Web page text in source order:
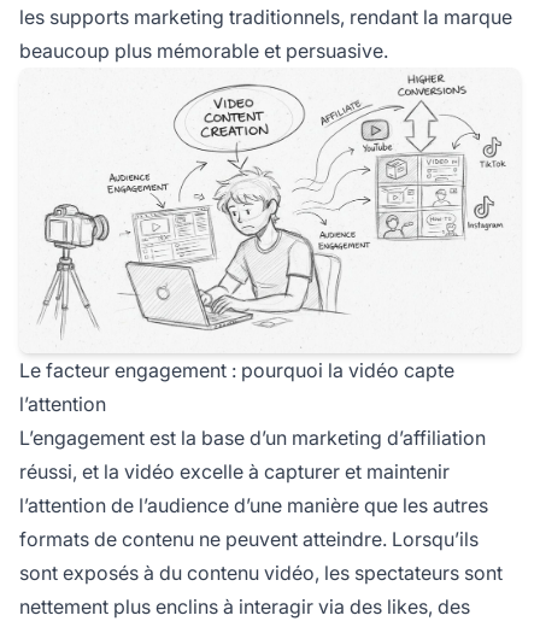
les supports marketing traditionnels, rendant la marque
beaucoup plus mémorable et persuasive.
Le facteur engagement : pourquoi la vidéo capte
l’attention
L’engagement est la base d’un marketing d’affiliation
réussi, et la vidéo excelle à capturer et maintenir
l’attention de l’audience d’une manière que les autres
formats de contenu ne peuvent atteindre. Lorsqu’ils
sont exposés à du contenu vidéo, les spectateurs sont
nettement plus enclins à interagir via des likes, des